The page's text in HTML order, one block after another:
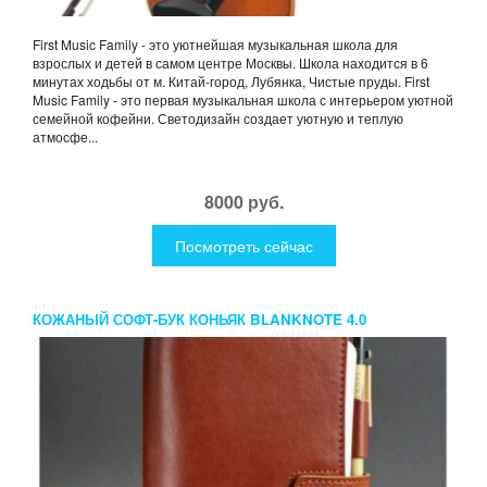
First Music Family - это уютнейшая музыкальная школа для
взрослых и детей в самом центре Москвы. Школа находится в 6
минутах ходьбы от м. Китай-город, Лубянка, Чистые пруды. First
Music Family - это первая музыкальная школа с интерьером уютной
семейной кофейни. Светодизайн создает уютную и теплую
атмосфе...
8000 руб.
Посмотреть сейчас
КОЖАНЫЙ СОФТ-БУК КОНЬЯК BLANKNOTE 4.0